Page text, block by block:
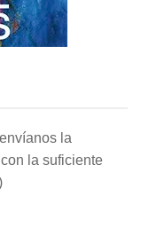
la
la suficiente